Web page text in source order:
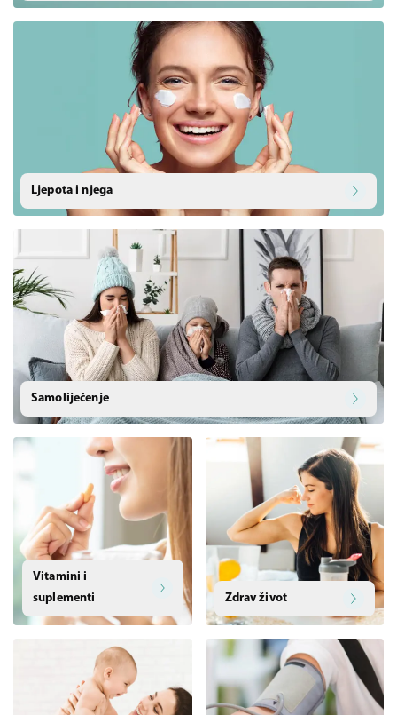
Ljepota i njega
Samoliječenje
Vitamini i
suplementi
Zdrav život